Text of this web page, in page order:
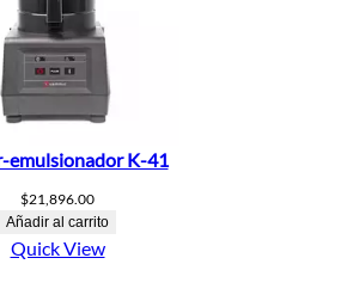
emulsionador K-41
$21,896.00
Añadir al carrito
Quick View